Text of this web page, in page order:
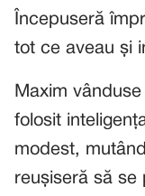
Începuseră
tot ce aveau și
Maxim
folosit
modest,
reușiseră să se